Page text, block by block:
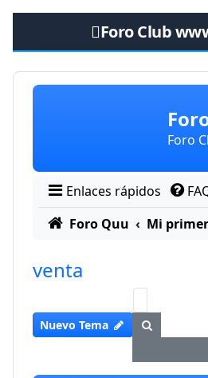
Foro Club
Obviar
Foro
Enlaces rápidos
Foro Quu
Mi
venta
Nuevo Tema